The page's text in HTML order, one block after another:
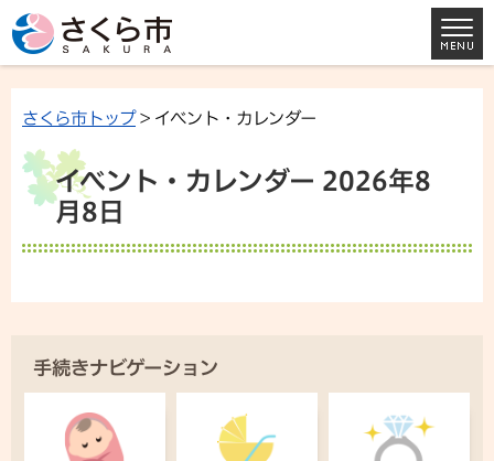
さくら市トップ> イベント・カレンダー
イベント・カレンダー 2026年8
月8日
手続きナビゲーション